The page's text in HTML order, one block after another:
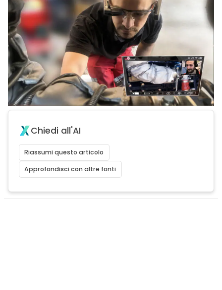
Chiedi all'AI
Riassumi questo articolo
Approfondisci con altre fonti